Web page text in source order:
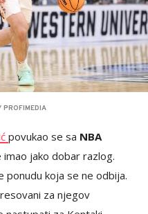
PROFIMEDIA
povukao se sa NBA
jako dobar razlog.
ponudu koja se ne odbija.
za njegov